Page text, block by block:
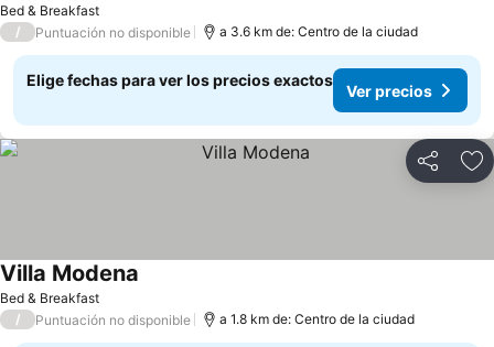
Bed & Breakfast
/ Puntuación no disponible a 3.6 km de: Centro de la ciudad
Elige fechas para ver los precios exactos
Ver precios
Compartir
Bed & Breakfast
Villa Modena
/ Puntuación no disponible a 1.8 km de: Centro de la ciudad